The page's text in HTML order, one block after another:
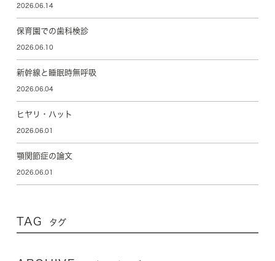
2026.06.14
保育園での歯科検診
2026.06.10
新幹線と睡眠時無呼吸
2026.06.04
ヒヤリ・ハット
2026.06.01
顎関節症の論文
2026.06.01
TAG タグ